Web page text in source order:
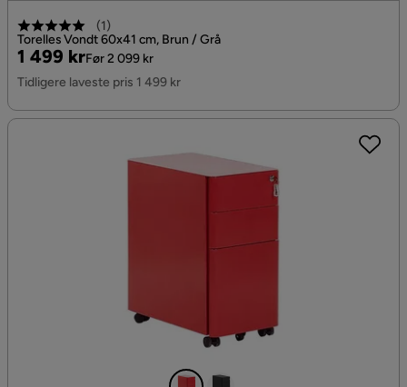
(1)
Torelles Vondt 60x41 cm, Brun / Grå
Pris
1 499 kr
Original
Pris
Før 2 099 kr
Tidligere laveste pris 1 499 kr